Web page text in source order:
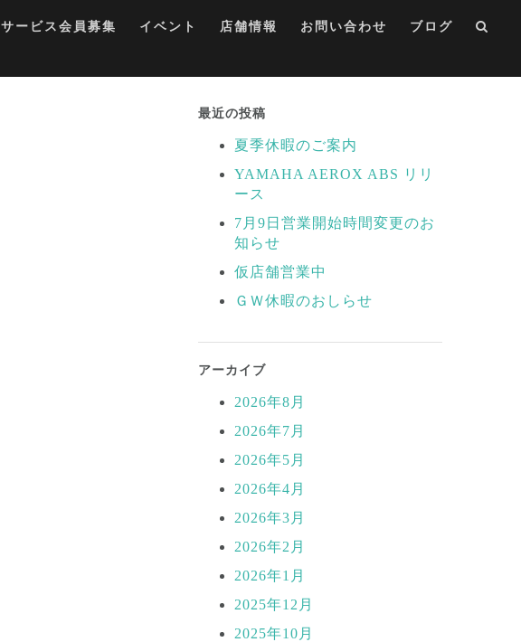
サービス会員募集 イベント 店舗情報 お問い合わせ ブログ
最近の投稿
夏季休暇のご案内
YAMAHA AEROX ABS リリ
ース
7月9日営業開始時間変更のお
知らせ
仮店舗営業中
ＧＷ休暇のおしらせ
アーカイブ
2026年8月
2026年7月
2026年5月
2026年4月
2026年3月
2026年2月
2026年1月
2025年12月
2025年10月